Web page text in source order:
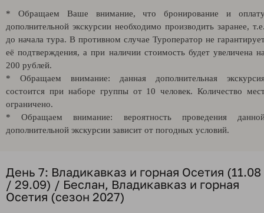
* Обращаем Ваше внимание, что бронирование и
дополнительной экскурсии необходимо производить заранее,
до начала тура. В противном случае Туроператор не
её подтверждения, а при наличии стоимость будет увеличена
200 рублей.
* Обращаем внимание: данная дополнительная
состоится при наборе группы от 10 человек. Количество
ограничено.
* Обращаем внимание: вероятность проведения
дополнительной экскурсии зависит от погодных условий.
День 7: Владикавказ и горная Осетия (11.08
/ 29.09) / Беслан, Владикавказ и горная
Осетия (сезон 2027)